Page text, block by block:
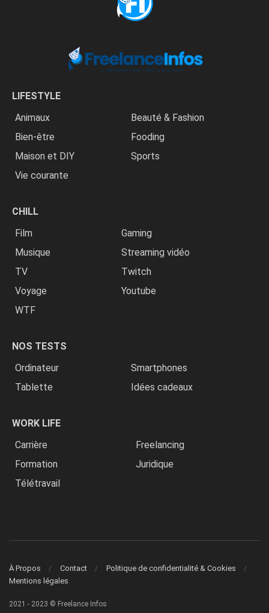
LIFESTYLE
Animaux
Beauté & Fashion
Bien-être
Fooding
Maison et DIY
Sports
Vie courante
CHILL
Film
Gaming
Musique
Streaming vidéo
TV
Twitch
Voyage
Youtube
WTF
NOS TESTS
Ordinateur
Smartphones
Tablette
Idées cadeaux
WORK LIFE
Carrière
Freelancing
Formation
Juridique
Télétravail
À Propos Contact
Politique de confidentialité & Cookies
Mentions légales
2021 - 2023 © Freelance Infos